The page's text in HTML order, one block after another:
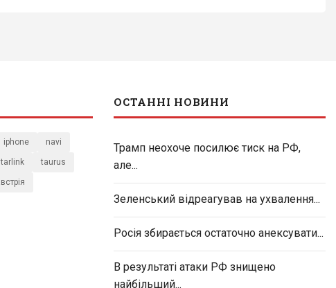
iphone navi
taurus
ОСТАННІ НОВИНИ
Трамп неохоче посилює тиск на РФ,
але...
Зеленський відреагував на ухвалення...
Росія збирається остаточно анексувати...
В результаті атаки РФ знищено
найбільший...